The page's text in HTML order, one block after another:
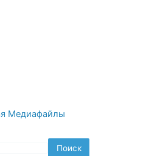
Медиафайлы
Поиск